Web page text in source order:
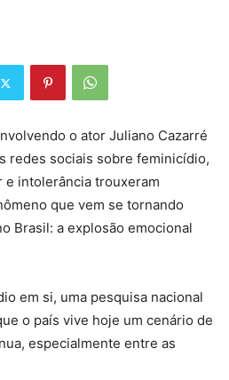
o ator Juliano Cazarré
redes sociais sobre feminicídio,
e intolerância trouxeram
que vem se tornando
Brasil: a explosão emocional
em si, uma pesquisa nacional
o país vive hoje um cenário de
especialmente entre as